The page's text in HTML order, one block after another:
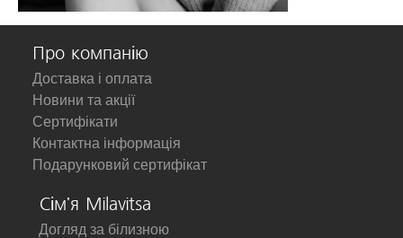
Про компанію
Доставка і оплата
Новини та акції
Сертифікати
Контактна інформація
Подарунковий сертифікат
Сім'я Milavitsa
Догляд за білизною